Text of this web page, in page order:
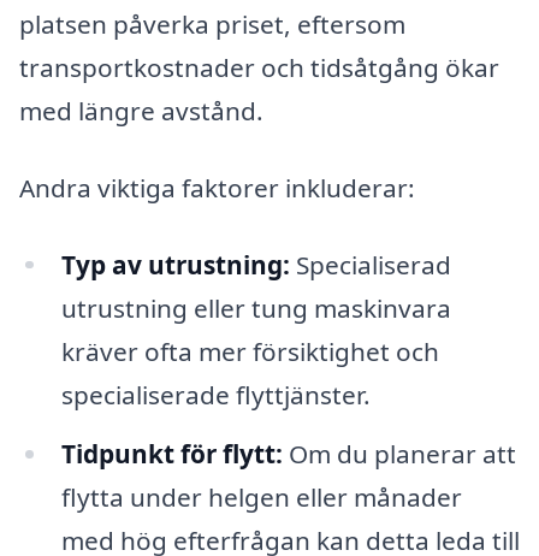
platsen påverka priset, eftersom
transportkostnader och tidsåtgång ökar
med längre avstånd.
Andra viktiga faktorer inkluderar:
Typ av utrustning: Specialiserad
utrustning eller tung maskinvara
kräver ofta mer försiktighet och
specialiserade flyttjänster.
Tidpunkt för flytt: Om du planerar att
flytta under helgen eller månader
med hög efterfrågan kan detta leda till